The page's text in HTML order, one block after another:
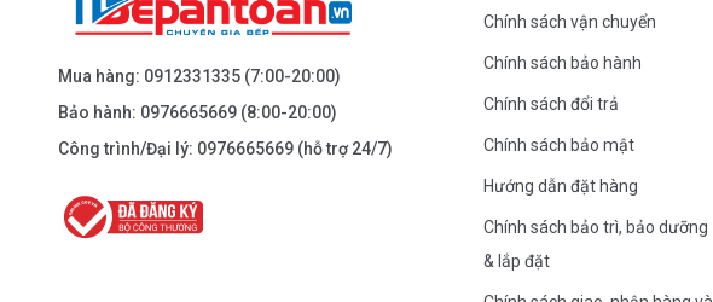
BEPANTOAN.VN - NGUYỄN TRÃI - THANH
Dẫn đường
Mua hàng: 0912331335 (7:00-20:00)
Bảo hành: 0976665669 (8:00-20:00)
Công trình/Đại lý: 0976665669 (hỗ trợ 24/7)
Chính sách vận chuyển
Chính sách bảo hành
Chính sách đổi trả
Chính sách bảo mật
Hướng dẫn đặt hàng
Chính sách bảo trì, bảo dưỡng
& lắp đặt